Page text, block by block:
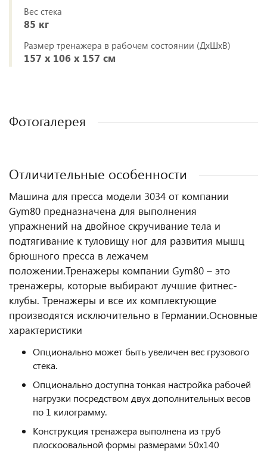
Вес стека
85 кг
Размер тренажера в рабочем состоянии (ДхШхВ)
157 х 106 х 157 см
Фотогалерея
Отличительные особенности
Машина для пресса модели 3034 от компании
Gym80 предназначена для выполнения
упражнений на двойное скручивание тела и
подтягивание к туловищу ног для развития мышц
брюшного пресса в лежачем
положении.Тренажеры компании Gym80 – это
тренажеры, которые выбирают лучшие фитнес-
клубы. Тренажеры и все их комплектующие
производятся исключительно в Германии.Основные
характеристики
Опционально может быть увеличен вес грузового
стека.
Опционально доступна тонкая настройка рабочей
нагрузки посредством двух дополнительных весов
по 1 килограмму.
Конструкция тренажера выполнена из труб
плоскоовальной формы размерами 50х140